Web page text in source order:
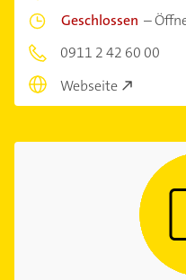
Geschlossen –
0911 2 42 60 00
Webseite